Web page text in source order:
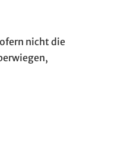
nicht die